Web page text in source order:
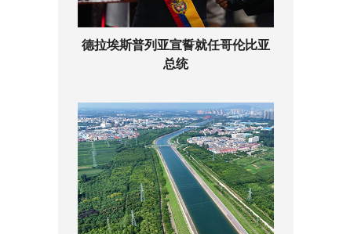
德拉埃斯普列亚宣誓就任哥伦比亚
总统